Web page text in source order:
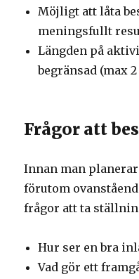
Möjligt att låta
meningsfullt
Längden på
begränsad (max
Frågor att
Innan man
förutom
frågor att ta
Hur ser en bra
Vad gör ett